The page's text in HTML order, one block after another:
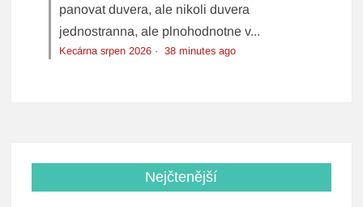
panovat duvera, ale nikoli duvera
jednostranna, ale plnohodnotne v...
Kecárna srpen 2026 ·38 minutes ago
Nejčtenější